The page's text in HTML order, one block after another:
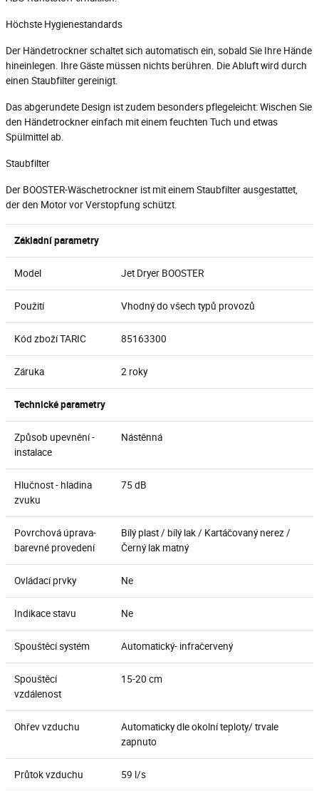
Höchste Hygienestandards
Der Händetrockner schaltet sich automatisch ein, sobald Sie Ihre Hände
hineinlegen. Ihre Gäste müssen nichts berühren. Die Abluft wird durch
einen Staubfilter gereinigt.
Das abgerundete Design ist zudem besonders pflegeleicht: Wischen Sie
den Händetrockner einfach mit einem feuchten Tuch und etwas
Spülmittel ab.
Staubfilter
Der BOOSTER-Wäschetrockner ist mit einem Staubfilter ausgestattet,
der den Motor vor Verstopfung schützt.
Základní parametry
Model Jet Dryer BOOSTER
Použití Vhodný do všech typů provozů
Kód zboží TARIC 85163300
Záruka 2 roky
Technické parametry
Způsob upevnění -
instalace
Nástěnná
Hlučnost - hladina
zvuku
75 dB
Povrchová úprava-
barevné provedení
Bílý plast / bílý lak / Kartáčovaný nerez /
Černý lak matný
Ovládací prvky Ne
Indikace stavu Ne
Spouštěcí systém Automatický- infračervený
Spouštěcí
vzdálenost
15-20 cm
Ohřev vzduchu
Automaticky dle okolní teploty/ trvale
zapnuto
Průtok vzduchu 59 l/s